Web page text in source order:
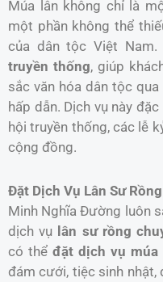
Múa lân không chỉ là
một phần không thể
của dân tộc Việt
truyền thống, giúp
sắc văn hóa dân tộc
hấp dẫn. Dịch vụ này
hội truyền thống, các lễ
cộng đồng.
Đặt Dịch Vụ Lân Sư
Minh Nghĩa Đường luôn
dịch vụ lân sư rồng
có thểđặt dịch vụ múa
đám cưới, tiệc sinh nhật,